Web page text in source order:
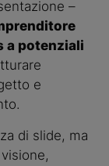
–
a potenziali
e
di slide, ma